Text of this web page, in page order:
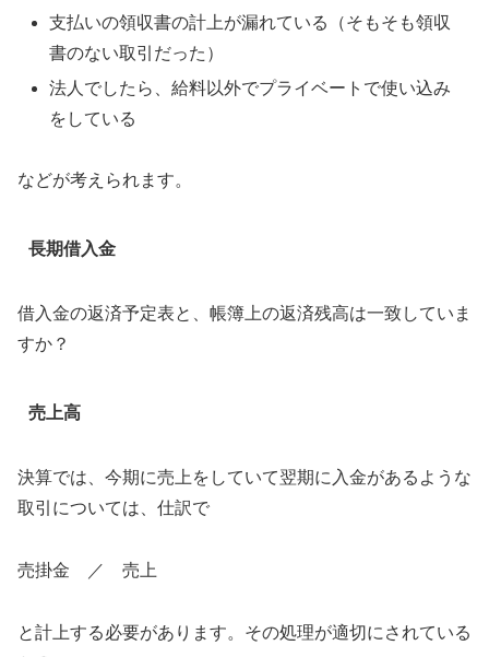
支払いの領収書の計上が漏れている（そもそも領収
書のない取引だった）
法人でしたら、給料以外でプライベートで使い込み
をしている
などが考えられます。
長期借入金
借入金の返済予定表と、帳簿上の返済残高は一致していま
すか？
売上高
決算では、今期に売上をしていて翌期に入金があるような
取引については、仕訳で
売掛金 ／ 売上
と計上する必要があります。その処理が適切にされている